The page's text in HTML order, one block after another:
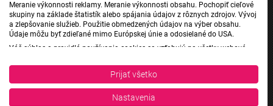
Meranie výkonnosti reklamy. Meranie výkonnosti obsahu. Pochopiť cieľové
skupiny na základe štatistík alebo spájania údajov z rôznych zdrojov. Vývoj
a zlepšovanie služieb. Použitie obmedzených údajov na výber obsahu.
Údaje môžu byť zdieľané mimo Európskej únie a odosielané do USA.
Váš súhlas a pravidlá používania cookies sa vzťahujú na všetky webové
Stred, Rádio Regina Západ, Rádio Patria, Rádio Devín, RTVS, Hudobné
pozdravy, Rádio Slovensko, RSI Francais, RSI English, RSI Slovensky, Rádio
Junior, RSI, Rádio Regina Východ, Rádio_FM, RSI Espanol, NEV.
Zobraziť zoznam partnerov (1 predajcovia IAB)
Prijať všetko
Nastavenia
Podcasty
Mobilné aplikácie